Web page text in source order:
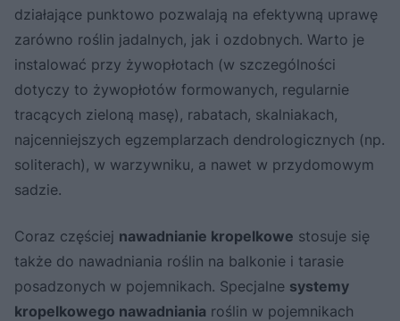
działające punktowo pozwalają na efektywną uprawę
zarówno roślin jadalnych, jak i ozdobnych. Warto je
instalować przy żywopłotach (w szczególności
dotyczy to żywopłotów formowanych, regularnie
tracących zieloną masę), rabatach, skalniakach,
najcenniejszych egzemplarzach dendrologicznych (np.
soliterach), w warzywniku, a nawet w przydomowym
sadzie.
Coraz częściej nawadnianie kropelkowe stosuje się
także do nawadniania roślin na balkonie i tarasie
posadzonych w pojemnikach. Specjalne systemy
kropelkowego nawadniania roślin w pojemnikach